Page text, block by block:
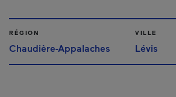
RÉGION
Chaudière-Appalaches
VILLE
Lévis